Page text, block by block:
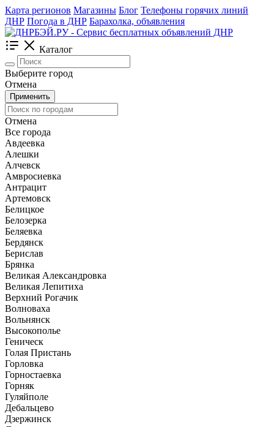
Карта регионов Магазины Блог Телефоны горячих линий
ДНР Погода в ДНР Барахолка, объявления
Каталог
Выберите город
Отмена
Применить
Отмена
Все города
Авдеевка
Алешки
Алчевск
Амвросиевка
Антрацит
Артемовск
Белицкое
Белозерка
Беляевка
Бердянск
Берислав
Брянка
Великая Александровка
Великая Лепитиха
Верхний Рогачик
Волноваха
Вольнянск
Высокополье
Геническ
Голая Пристань
Горловка
Горностаевка
Горняк
Гуляйполе
Дебальцево
Дзержинск